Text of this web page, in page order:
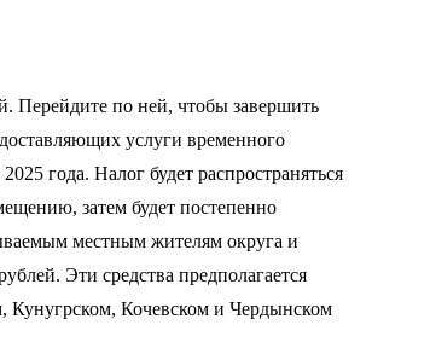
Перейдите по ней, чтобы завершить
услуги временного
года. Налог будет распространяться
затем будет постепенно
местным жителям округа и
Эти средства предполагается
Кунугрском, Кочевском и Чердынском